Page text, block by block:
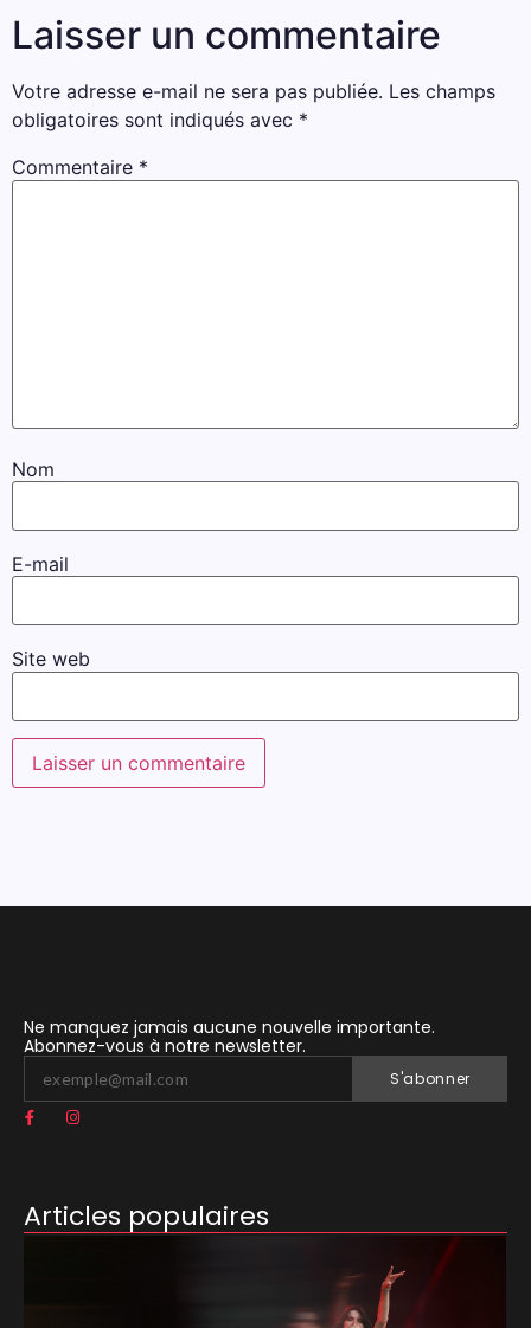
Laisser un commentaire
Votre adresse e-mail ne sera pas publiée. Les champs
obligatoires sont indiqués avec *
Commentaire *
Nom
E-mail
Site web
Ne manquez jamais aucune nouvelle importante.
Abonnez-vous à notre newsletter.
S'abonner
Articles populaires